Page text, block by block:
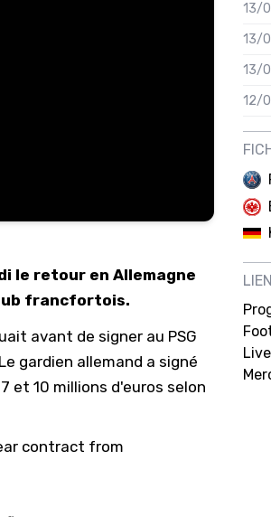
le retour en Allemagne
francfortois.
avant de signer au PSG
gardien allemand a signé
et 10 millions d'euros selon
contract from
13/
13/
13/
12/
12/
12/01
12/
11/
11/
11/
11/